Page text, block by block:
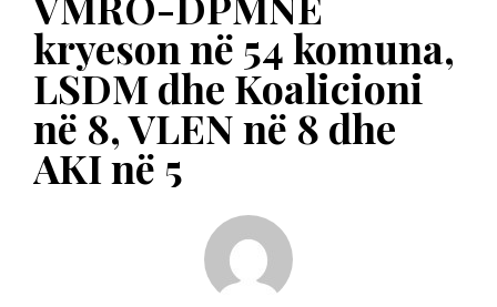
kryeson në 54 komuna,
LSDM dhe Koalicioni
në 8, VLEN në 8 dhe
AKI në 5